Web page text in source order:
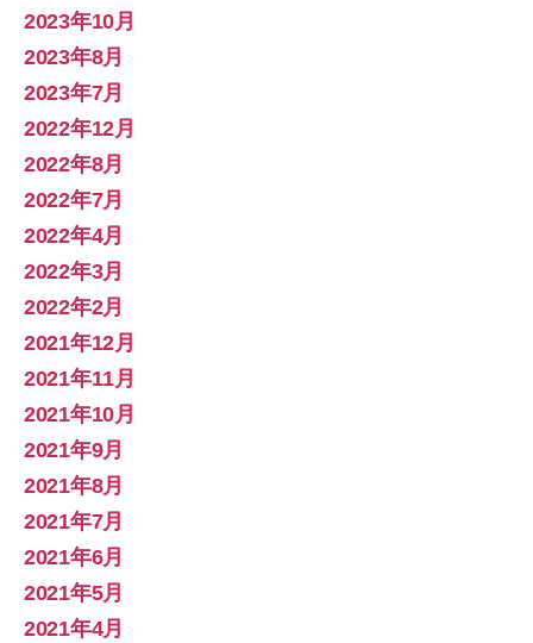
2023年10月
2023年8月
2023年7月
2022年12月
2022年8月
2022年7月
2022年4月
2022年3月
2022年2月
2021年12月
2021年11月
2021年10月
2021年9月
2021年8月
2021年7月
2021年6月
2021年5月
2021年4月